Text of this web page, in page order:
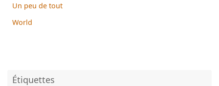
Un peu de tout
World
Étiquettes